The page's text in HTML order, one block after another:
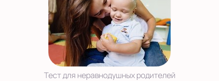
Тест для неравнодушных родителей